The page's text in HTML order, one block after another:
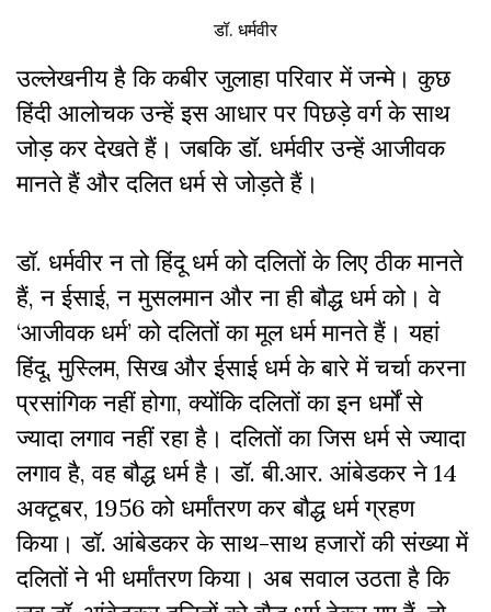
डॉ. धर्मवीर
उल्लेखनीय है कि कबीर जुलाहा परिवार में जन्मे। कुछ
हिंदी आलोचक उन्हें इस आधार पर पिछड़े वर्ग के साथ
जोड़ कर देखते हैं। जबकि डॉ. धर्मवीर उन्हें आजीवक
मानते हैं और दलित धर्म से जोड़ते हैं।
डॉ. धर्मवीर न तो हिंदू धर्म को दलितों के लिए ठीक मानते
हैं, न ईसाई, न मुसलमान और ना ही बौद्ध धर्म को। वे
‘आजीवक धर्म’ को दलितों का मूल धर्म मानते हैं। यहां
हिंदू, मुस्लिम, सिख और ईसाई धर्म के बारे में चर्चा करना
प्रसांगिक नहीं होगा, क्योंकि दलितों का इन धर्मों से
ज्यादा लगाव नहीं रहा है। दलितों का जिस धर्म से ज्यादा
लगाव है, वह बौद्ध धर्म है। डॉ. बी.आर. आंबेडकर ने 14
अक्टूबर, 1956 को धर्मांतरण कर बौद्ध धर्म ग्रहण
किया। डॉ. आंबेडकर के साथ-साथ हजारों की संख्या में
दलितों ने भी धर्मांतरण किया। अब सवाल उठता है कि